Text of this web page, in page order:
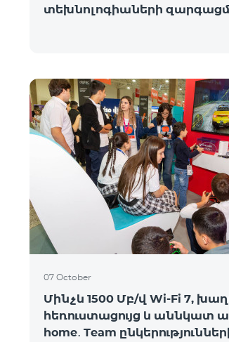
տեխնոլոգիաների
07 October
Մինչև 1500 Մբ/վ Wi-Fi 7,
հեռուստացույց և աննկատ
home․ Team